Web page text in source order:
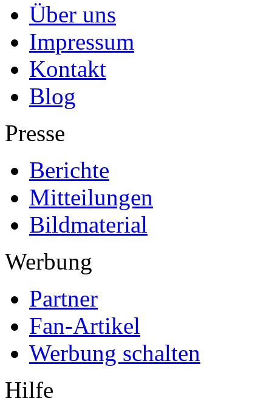
Über uns
Impressum
Kontakt
Blog
Presse
Berichte
Mitteilungen
Bildmaterial
Werbung
Partner
Fan-Artikel
Werbung schalten
Hilfe